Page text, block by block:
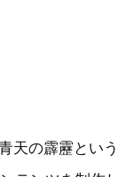
天の霹靂とい